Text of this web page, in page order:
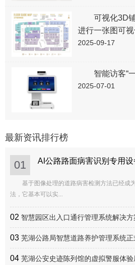
可视化3D
进行一张图可
2025-09-17
智能访客“
2025-07-01
最新资讯排行榜
01 AI公路路面病害识别专用设
基于图像处理的道路病害检测方法已经成
法，它基本可以实...
02 智慧园区出入口通行管理系统解决方
03 芜湖公路局智慧道路养护管理系统正
04 芜湖公安史迹陈列馆的虚拟警服体